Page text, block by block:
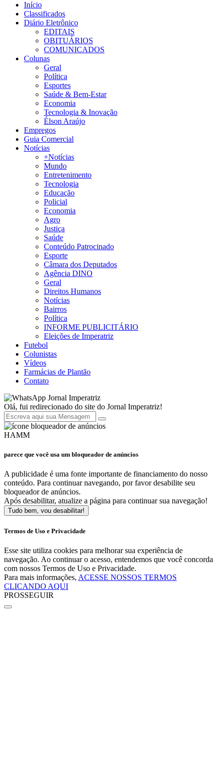
Início
Classificados
Diário Eletrônico
EDITAIS
OBITUÁRIOS
COMUNICADOS
Colunas
Geral
Política
Esportes
Saúde & Bem-Estar
Economia
Tecnologia & Inovação
Élson Araújo
Empregos
Guia Comercial
Notícias
+Notícias
Mundo
Entretenimento
Tecnologia
Educação
Policial
Economia
Agro
Justiça
Saúde
Conteúdo Patrocinado
Esporte
Câmara dos Deputados
Agência DINO
Geral
Direitos Humanos
Notícias
Bairros
Política
INFORME PUBLICITÁRIO
Eleições de Imperatriz
Futebol
Colunistas
Vídeos
Farmácias de Plantão
Contato
Jornal Imperatriz
Olá, fui redirecionado do site do Jornal Imperatriz!
HAMM
parece que você usa um bloqueador de anúncios
A publicidade é uma fonte importante de financiamento do nosso
conteúdo. Para continuar navegando, por favor desabilite seu
bloqueador de anúncios.
Após desabilitar, atualize a página para continuar sua navegação!
Tudo bem, vou desabilitar!
Termos de Uso e Privacidade
Esse site utiliza cookies para melhorar sua experiência de
navegação. Ao continuar o acesso, entendemos que você concorda
com nossos Termos de Uso e Privacidade.
Para mais informações, ACESSE NOSSOS TERMOS
CLICANDO AQUI
PROSSEGUIR